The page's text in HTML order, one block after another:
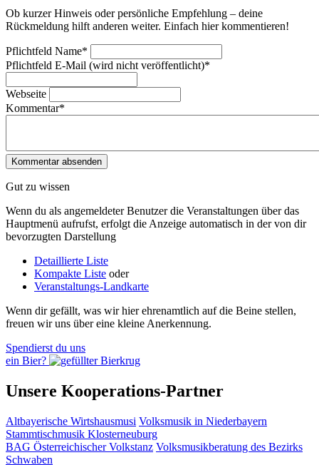
Ob kurzer Hinweis oder persönliche Empfehlung – deine
Rückmeldung hilft anderen weiter. Einfach hier kommentieren!
Pflichtfeld Name*
Pflichtfeld E-Mail (wird nicht veröffentlicht)*
Webseite
Kommentar*
Gut zu wissen
Wenn du als angemeldeter Benutzer die Veranstaltungen über das
Hauptmenü aufrufst, erfolgt die Anzeige automatisch in der von dir
bevorzugten Darstellung
Detaillierte Liste
Kompakte Liste oder
Veranstaltungs-Landkarte
Wenn dir gefällt, was wir hier ehrenamtlich auf die Beine stellen,
freuen wir uns über eine kleine Anerkennung.
Spendierst du uns
ein Bier?
Unsere Kooperations-Partner
Altbayerische Wirtshausmusi Volksmusik in Niederbayern
Stammtischmusik Klosterneuburg
BAG Österreichischer Volkstanz Volksmusikberatung des Bezirks
Schwaben